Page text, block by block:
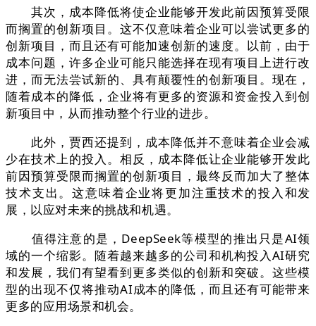
其次，成本降低将使企业能够开发此前因预算受限
而搁置的创新项目。这不仅意味着企业可以尝试更多的
创新项目，而且还有可能加速创新的速度。以前，由于
成本问题，许多企业可能只能选择在现有项目上进行改
进，而无法尝试新的、具有颠覆性的创新项目。现在，
随着成本的降低，企业将有更多的资源和资金投入到创
新项目中，从而推动整个行业的进步。
此外，贾西还提到，成本降低并不意味着企业会减
少在技术上的投入。相反，成本降低让企业能够开发此
前因预算受限而搁置的创新项目，最终反而加大了整体
技术支出。这意味着企业将更加注重技术的投入和发
展，以应对未来的挑战和机遇。
值得注意的是，DeepSeek等模型的推出只是AI领
域的一个缩影。随着越来越多的公司和机构投入AI研究
和发展，我们有望看到更多类似的创新和突破。这些模
型的出现不仅将推动AI成本的降低，而且还有可能带来
更多的应用场景和机会。